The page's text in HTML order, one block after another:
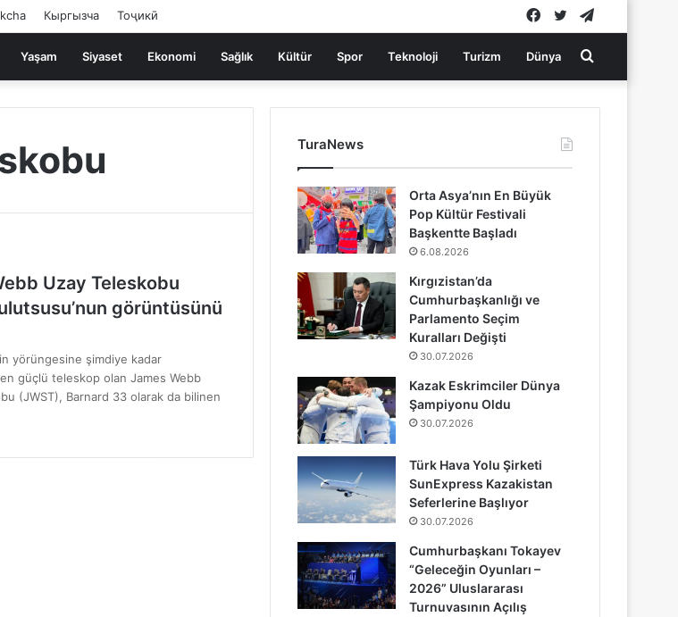
Кыргызча Тоҷикӣ Twitter
Facebook
Yaşam Siyaset Ekonomi Sağlık Kültür Spor Teknoloji Turizm Dünya Arama
yap
Uzay Teleskobu
görüntüsünü
yörüngesine şimdiye kadar
güçlü teleskop olan James Webb
(JWST), Barnard 33 olarak da bilinen
TuraNews
Orta Asya’nın En Büyük
Pop Kültür Festivali
Başkentte Başladı
6.08.2026
Kırgızistan’da
Cumhurbaşkanlığı ve
Parlamento Seçim
Kuralları Değişti
30.07.2026
Kazak Eskrimciler Dünya
Şampiyonu Oldu
30.07.2026
Türk Hava Yolu Şirketi
SunExpress Kazakistan
Seferlerine Başlıyor
30.07.2026
Cumhurbaşkanı Tokayev
“Geleceğin Oyunları –
2026” Uluslararası
Turnuvasının Açılış